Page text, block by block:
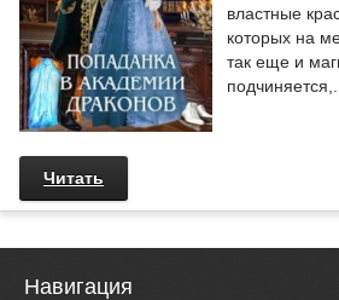
властные
которых на
так еще и
подчиняется,...
Читать
Навигация